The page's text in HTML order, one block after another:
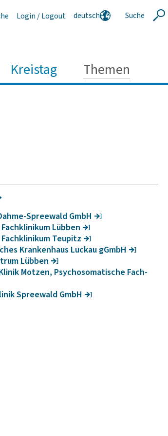
Login / Logout
deutsch
Suche
Kreistag Themen
Spree­wald GmbH
Lübben
Teupitz
Kran­ken­haus Luckau gGmbH
Lübben
Motzen, Psycho­so­ma­ti­sche Fach­
Spree­wald GmbH